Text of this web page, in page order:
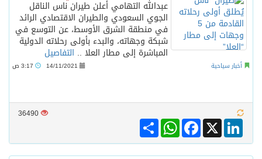
عبدالله التهامي أعلن طيران ناس الناقل
الجوي السعودي‎ ‎والطيران الاقتصادي الرائد
في منطقة الشرق الأوسط، عن التوسع في
شبكة وجهاته، والبدء بأولى رحلاته الدولية
المباشرة إلى مطار العلا .. التفاصيل
أخبار سياحية 14/11/2021
36490
Share
WhatsAppFacebook X
LinkedIn